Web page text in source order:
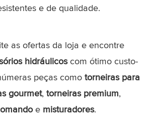
e de qualidade.
as ofertas da loja e encontre
hidráulicoscom ótimo custo-
peças como torneiras para
gourmet, torneiras premium,
e misturadores.